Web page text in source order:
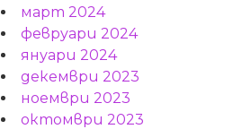
март 2024
февруари 2024
януари 2024
декември 2023
ноември 2023
октомври 2023